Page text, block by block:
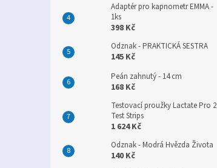
Adaptér pro kapnometr EMMA -
1ks
398 Kč
Odznak - PRAKTICKÁ SESTRA
145 Kč
Peán zahnutý - 14 cm
168 Kč
Testovací proužky Lactate Pro 2
Test Strips
1 624 Kč
Odznak - Modrá Hvězda Života
140 Kč